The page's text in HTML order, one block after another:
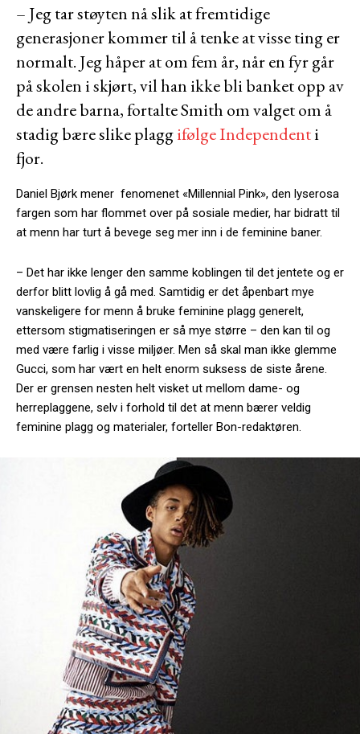
– Jeg tar støyten nå slik at fremtidige
generasjoner kommer til å tenke at visse ting er
normalt. Jeg håper at om fem år, når en fyr går
på skolen i skjørt, vil han ikke bli banket opp av
de andre barna, fortalte Smith om valget om å
stadig bære slike plaggifølge Independenti
fjor.
Daniel Bjørk mener fenomenet «Millennial Pink», den lyserosa
fargen som har flommet over på sosiale medier, har bidratt til
at menn har turt å bevege seg mer inn i de feminine baner.
– Det har ikke lenger den samme koblingen til det jentete og er
derfor blitt lovlig å gå med. Samtidig er det åpenbart mye
vanskeligere for menn å bruke feminine plagg generelt,
ettersom stigmatiseringen er så mye større – den kan til og
med være farlig i visse miljøer. Men så skal man ikke glemme
Gucci, som har vært en helt enorm suksess de siste årene.
Der er grensen nesten helt visket ut mellom dame- og
herreplaggene, selv i forhold til det at menn bærer veldig
feminine plagg og materialer, forteller Bon-redaktøren.